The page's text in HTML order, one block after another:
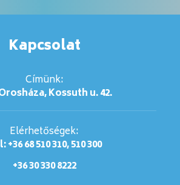
Kapcsolat
Címünk:
Kossuth u. 42.
Elérhetőségek:
+36 68 510 310, 510 300
+36 30 330 8222